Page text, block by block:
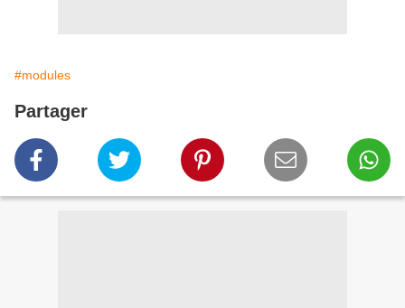
#modules
Partager